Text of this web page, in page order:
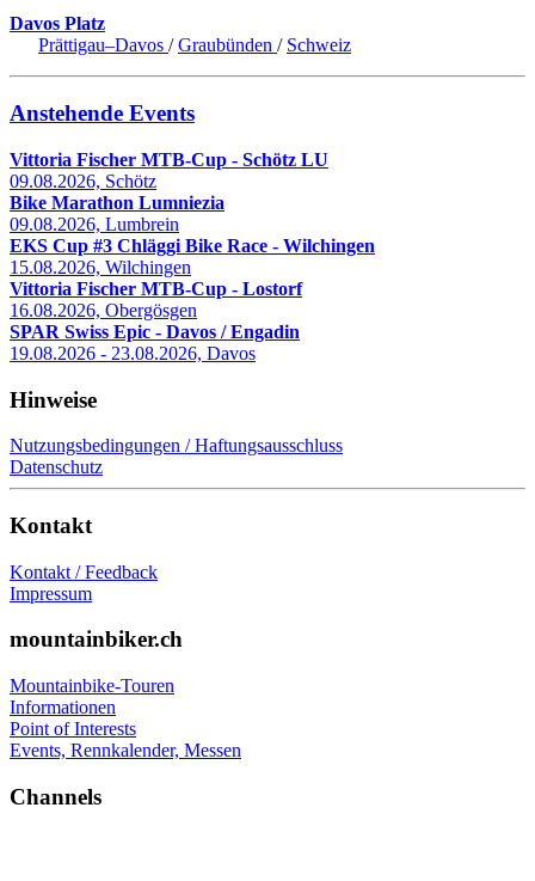
Davos Platz
Prättigau–Davos /Graubünden / Schweiz
Anstehende Events
Vittoria Fischer MTB-Cup - Schötz LU
09.08.2026, Schötz
Bike Marathon Lumniezia
09.08.2026, Lumbrein
EKS Cup #3 Chläggi Bike Race - Wilchingen
15.08.2026, Wilchingen
Vittoria Fischer MTB-Cup - Lostorf
16.08.2026, Obergösgen
SPAR Swiss Epic - Davos / Engadin
19.08.2026 - 23.08.2026, Davos
Hinweise
Nutzungsbedingungen / Haftungsausschluss
Datenschutz
Kontakt
Kontakt / Feedback
Impressum
mountainbiker.ch
Mountainbike-Touren
Informationen
Point of Interests
Events, Rennkalender, Messen
Channels